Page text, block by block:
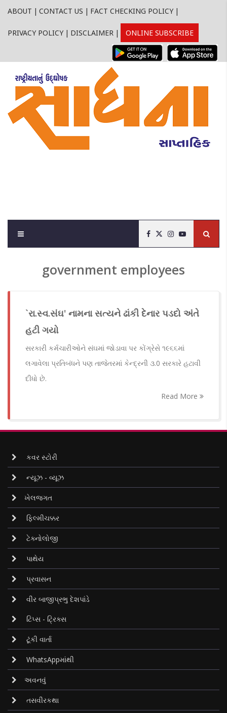
ABOUT | CONTACT US | FACT CHECKING POLICY |
PRIVACY POLICY | DISCLAIMER | ONLINE SUBSCRIBE
government employees
`રા.સ્વ.સંઘ' નામના સત્યને ઢાંકી દેનાર પડદો અંતે
હટી ગયો
સરકારી કર્મચારીઓને સંઘમાં જોડાવા પર કોંગ્રેસે ૧૯૬૬માં
લગાવેલા પ્રતિબંધને પણ તાજેતરમાં કેન્દ્રની ૩.0 સરકારે હટાવી
દીધો છે.
Read More
કવર સ્ટોરી
ન્યૂઝ - વ્યૂઝ
ખેલજગત
ફિલ્મીચક્કર
ટેક્નોલોજી
પાથેય
પ્રવાસન
વીર બાજીપ્રભુ દેશપાંડે
ટિપ્સ - ટ્રિક્સ
ટૂંકી વાર્તા
WhatsAppમાંથી
અવનવું
તસવીરકથા